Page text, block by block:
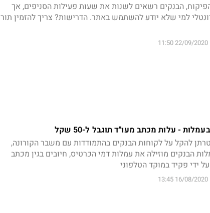
הבנקים רשאים לשנות את שעות פעילות הסניפים, אך
למי שלא יודע להשתמש באתר. הדרישות? צריך להזמין תור
22/09/2020 11:50
- עלות מכתב מעו"ד תוגבל ל-50 שקל
להקל על לקוחות הבנקים בהתמודדות עם משבר הקורונה,
הבנקים מוזילה את עמלות דמי הכרטיס, חיובים בגין מכתב
ידי פקיד במוקד הטלפוני
16/08/2020 13:45